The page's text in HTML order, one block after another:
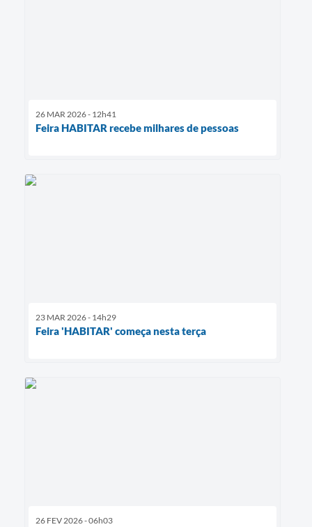
26 MAR 2026 - 12h41
Feira HABITAR recebe milhares de pessoas
23 MAR 2026 - 14h29
Feira 'HABITAR' começa nesta terça
26 FEV 2026 - 06h03